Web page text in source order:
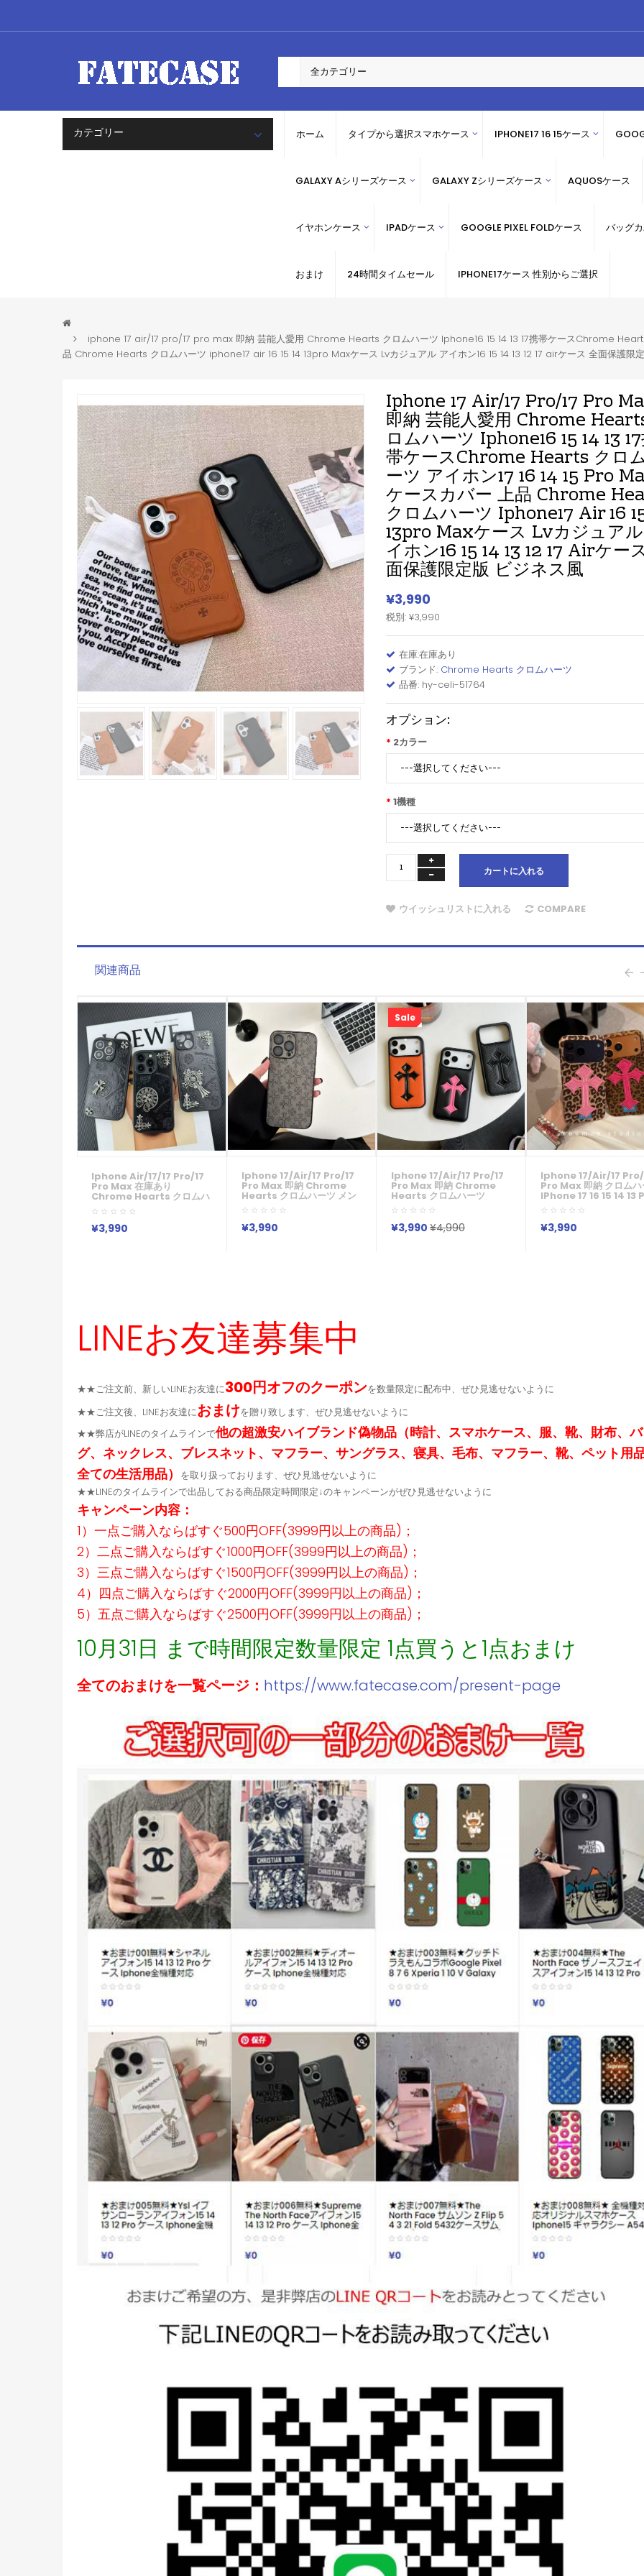
カテゴリー ホーム タイプから選択スマホケース IPHONE17 16 15ケース
GALAXY Aシリーズケース GALAXY Zシリーズケース AQUOSケース
イヤホンケース IPADケース GOOGLE PIXEL FOLDケース バッグ
おまけ 24時間タイムセール IPHONE17ケース 性別からご選択
iphone 17 air/17 pro/17 pro max 即納 芸能人愛用 Chrome Hearts クロムハーツ Iphone16 15 14 13 17携帯ケースChrome
品 Chrome Hearts クロムハーツ iphone17 air 16 15 14 13pro Maxケース Lvカジュアル アイホン16 15 14 13 12 17 airケース 全面保護限
Iphone 17 Air/17 Pro/17 Pro
即納 芸能人愛用 Chrome
ロムハーツ Iphone16 15 14 13
帯ケースChrome Hearts クロ
ーツ アイホン17 16 14 15 Pro
ケースカバー 上品 Chrome
クロムハーツ Iphone17 Air 16
13pro Maxケース Lvカジュア
イホン16 15 14 13 12 17 Airケー
面保護限定版 ビジネス風
¥3,990
税別: ¥3,990
在庫:在庫あり
ブランド: Chrome Hearts クロムハーツ
品番: hy-celi-51764
オプション:
2カラー
1機種
カートに入れる
ウイッシュリストに入れる COMPARE
関連商品
Iphone Air/17/17 Pro/17
Pro Max 在庫あり
Chrome Hearts クロムハ
ーツ アイフォンair 17 16 15
Pro Max 16 Plusケース
Iphone15 Plus 16 Pro
Max 15 14 13 12 11 Pro
¥3,990
Iphone 17/air/17 Pro/17
Pro Max 即納 Chrome
Hearts クロムハーツ メン
ズレディース IPhone17 16
14 15 アイフォン15 16 Pro
Maxケース Chrome
Hearts クロムハーツ
¥3,990
Sale
Iphone 17/air/17 Pro/17
Pro Max 即納 Chrome
Hearts クロムハーツ
IPhone 17 16 15 14 13 Pro
Air IPhone17 16 15 Pro 8
SE ケース 女子 かわいい お
しゃれ Chrome Hearts
¥3,990 ¥4,990
Iphone 17/air/17 Pro/
Pro Max 即納 クロムハ
IPhone 17 16 15 14 13
Air IPhone17 16 15 Pro
SE ケースクロムハーツ
IPhone17 Air 14 15 16
Maxケース 女子 かわいい
¥3,990
LINEお友達募集中
★★ご注文前、新しいLINEお友達に300円オフのクーポンを数量限定に配布中、ぜひ見逃せないように
★★ご注文後、LINEお友達におまけを贈り致します、ぜひ見逃せないように
★★弊店がLINEのタイムラインで他の超激安ハイブランド偽物品（時計、スマホケース、服、靴、財布、
グ、ネックレス、ブレスネット、マフラー、サングラス、寝具、毛布、マフラー、靴、ペット用
全ての生活用品）
を取り扱っております、ぜひ見逃せないように
★★LINEのタイムラインで出品しておる商品限定時間限定↓のキャンペーンがぜひ見逃せないように
キャンペーン内容：
1）一点ご購入ならばすぐ500円OFF(3999円以上の商品)；
2）二点ご購入ならばすぐ1000円OFF(3999円以上の商品)；
3）三点ご購入ならばすぐ1500円OFF(3999円以上の商品)；
4）四点ご購入ならばすぐ2000円OFF(3999円以上の商品)；
5）五点ご購入ならばすぐ2500円OFF(3999円以上の商品)；
10月31日 まで時間限定数量限定 1点買うと1点おまけ
全てのおまけを一覧ページ： https://www.fatecase.com/present-page